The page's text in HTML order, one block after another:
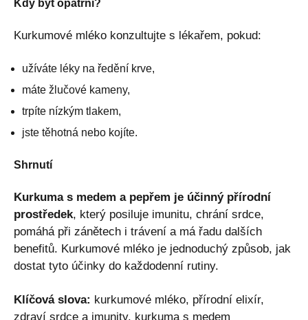
Kdy být opatrní?
Kurkumové mléko konzultujte s lékařem, pokud:
užíváte léky na ředění krve,
máte žlučové kameny,
trpíte nízkým tlakem,
jste těhotná nebo kojíte.
Shrnutí
Kurkuma s medem a pepřem je účinný přírodní
prostředek, který posiluje imunitu, chrání srdce,
pomáhá při zánětech i trávení a má řadu dalších
benefitů. Kurkumové mléko je jednoduchý způsob, jak
dostat tyto účinky do každodenní rutiny.
Klíčová slova: kurkumové mléko, přírodní elixír,
zdraví srdce a imunity, kurkuma s medem